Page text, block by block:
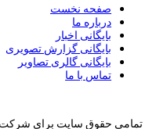
صفحه نخست
درباره ما
بایگانی اخبار
بایگانی گزارش تصویری
بایگانی گالری تصاویر
تماس با ما
تمامی حقوق سایت برای شرکت